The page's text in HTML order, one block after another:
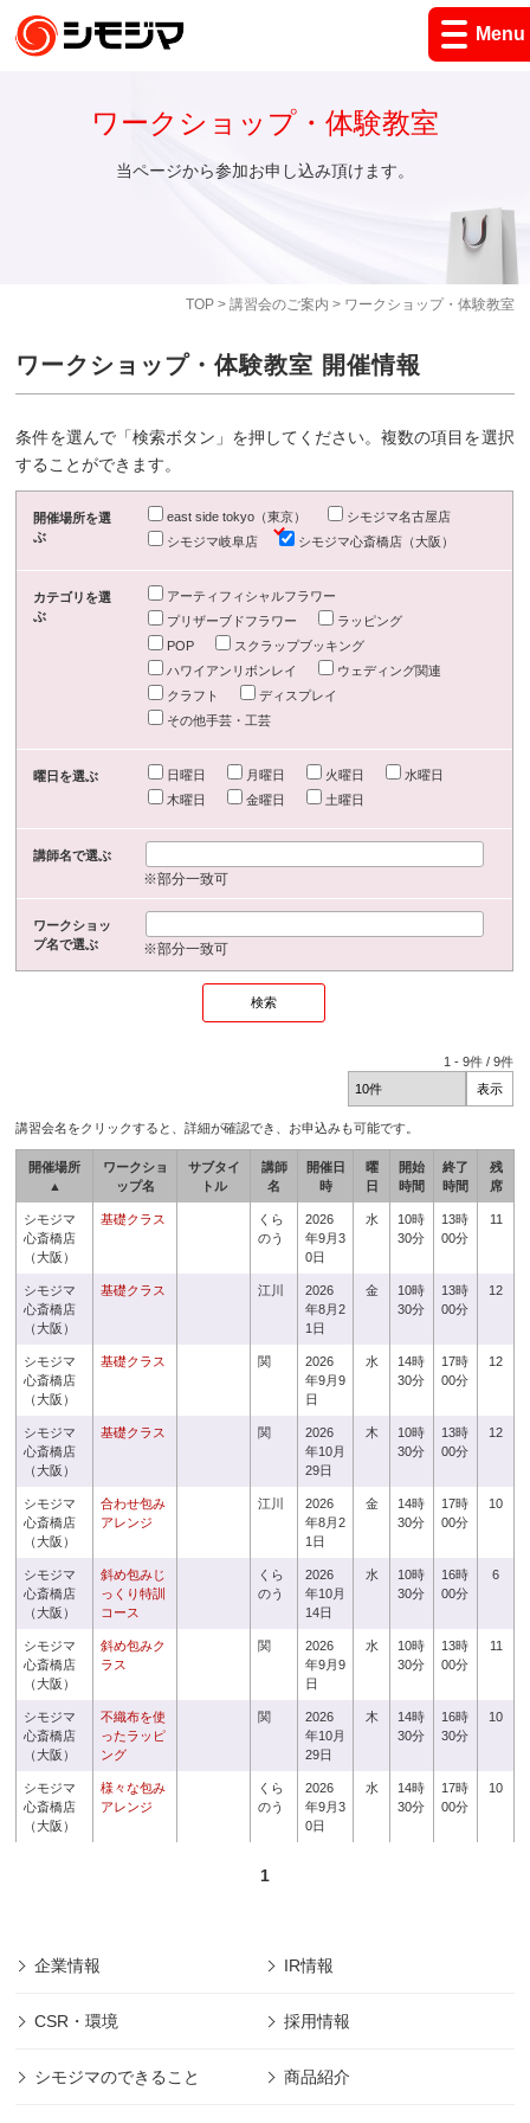
Menu
TOP> 講習会のご案内 > ワークショップ・体験教室
ワークショップ・体験教室
当ページから参加お申し込み頂けます。
ワークショップ・体験教室 開催情報
条件を選んで「検索ボタン」を押してください。複数の項目を選択
することができます。
開催場所を選
ぶ
east side tokyo（東京）
シモジマ名古屋店
シモジマ岐阜店
シモジマ心斎橋店（大阪）
カテゴリを選
ぶ
アーティフィシャルフラワー
プリザーブドフラワー
ラッピング
POP
スクラップブッキング
ハワイアンリボンレイ
ウェディング関連
クラフト
ディスプレイ
その他手芸・工芸
曜日を選ぶ 日曜日 月曜日 火曜日
水曜日
木曜日
金曜日 土曜日
講師名で選ぶ
※部分一致可
ワークショッ
プ名で選ぶ
※部分一致可
1 -9件 /9件
講習会名をクリックすると、詳細が確認でき、お申込みも可能です。
開催場所
▲
ワークショ
ップ名
サブタイ
トル
講師
名
開催日
時
曜
日
開始
時間
終了
時間
残
席
シモジマ
心斎橋店
（大阪）
基礎クラス
くら
のう
2026
年9月3
0日
水
10時
30分
13時
00分
11
シモジマ
心斎橋店
（大阪）
基礎クラス 江川
2026
年8月2
1日
金
10時
30分
13時
00分
12
シモジマ
心斎橋店
（大阪）
基礎クラス 関
2026
年9月9
日
水
14時
30分
17時
00分
12
シモジマ
心斎橋店
（大阪）
基礎クラス 関
2026
年10月
29日
木
10時
30分
13時
00分
12
シモジマ
心斎橋店
（大阪）
合わせ包み
アレンジ
江川
2026
年8月2
1日
金
14時
30分
17時
00分
10
シモジマ
心斎橋店
（大阪）
斜め包みじ
っくり特訓
コース
くら
のう
2026
年10月
14日
水
10時
30分
16時
00分
6
シモジマ
心斎橋店
（大阪）
斜め包みク
ラス
関
2026
年9月9
日
水
10時
30分
13時
00分
11
シモジマ
心斎橋店
（大阪）
不織布を使
ったラッピ
ング
関
2026
年10月
29日
木
14時
30分
16時
30分
10
シモジマ
心斎橋店
（大阪）
様々な包み
アレンジ
くら
のう
2026
年9月3
0日
水
14時
30分
17時
00分
10
1
企業情報 IR情報
CSR・環境 採用情報
シモジマのできること 商品紹介